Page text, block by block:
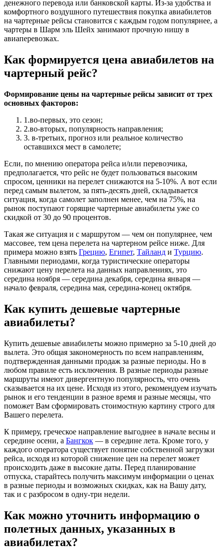
денежного перевода или банковской карты. Из-за удобства и
комфортного воздушного путешествия покупка авиабилетов
на чартерные рейсы становится с каждым годом популярнее, а
чартеры в Шарм эль Шейх занимают прочную нишу в
авиаперевозках.
Как формируется цена авиабилетов на
чартерный рейс?
Формирование цены на чартерные рейсы зависит от трех
основных факторов:
1.во-первых, это сезон;
2.во-вторых, популярность направления;
3. в-третьих, прогноз или реальное количество
оставшихся мест в самолете;
Если, по мнению оператора рейса и/или перевозчика,
предполагается, что рейс не будет пользоваться высоким
спросом, ценники на перелет снижаются на 5-10%. А вот если
перед самым вылетом, за пять-десять дней, складывается
ситуация, когда самолет заполнен менее, чем на 75%, на
рынок поступают горящие чартерные авиабилеты уже со
скидкой от 30 до 90 процентов.
Такая же ситуация и с маршрутом — чем он популярнее, чем
массовее, тем цена перелета на чартерном рейсе ниже. Для
примера можно взять Грецию, Египет, Тайланд и Турцию.
Главными периодами, когда туристические операторы
снижают цену перелета на данных направлениях, это
середина ноября — середина декабря, середина января —
начало февраля, середина мая, середина-конец октября.
Как купить дешевые чартерные
авиабилеты?
Купить дешевые авиабилеты можно примерно за 5-10 дней до
вылета. Это общая закономерность по всем направлениям,
подтвержденная данными продаж за разные периоды. Но в
любом правиле есть исключения. В разные периоды разные
маршруты имеют дивергентную популярность, что очень
сказывается на их цене. Исходя из этого, рекомендуем изучать
рынок и его тенденции в разное время и разные месяцы, что
поможет Вам сформировать стоимостную картину строго для
Вашего перелета.
К примеру, греческое направление выгоднее в начале весны и
середине осени, а Бангкок — в середине лета. Кроме того, у
каждого оператора существует понятие собственной загрузки
рейса, исходя из которой снижение цен на перелет может
происходить даже в высокие даты. Перед планирование
отпуска, старайтесь получить максимум информации о ценах
в разные периоды и возможных скидках, как на Вашу дату,
так и с разбросом в одну-три недели.
Как можно уточнить информацию о
полетных данных, указанных в
авиабилетах?